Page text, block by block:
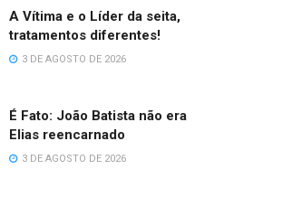
A Vítima e o Líder da seita,
tratamentos diferentes!
3 DE AGOSTO DE 2026
É Fato: João Batista não era
Elias reencarnado
3 DE AGOSTO DE 2026